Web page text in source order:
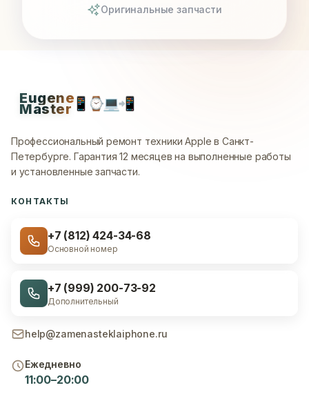
Оригинальные запчасти
Eugene
Master📱 ⌚💻📲
Профессиональный ремонт техники Apple в Санкт-
Петербурге. Гарантия 12 месяцев на выполненные работы
и установленные запчасти.
КОНТАКТЫ
+7 (812) 424-34-68
Основной номер
+7 (999) 200-73-92
Дополнительный
help@zamenasteklaiphone.ru
Ежедневно
11:00–20:00